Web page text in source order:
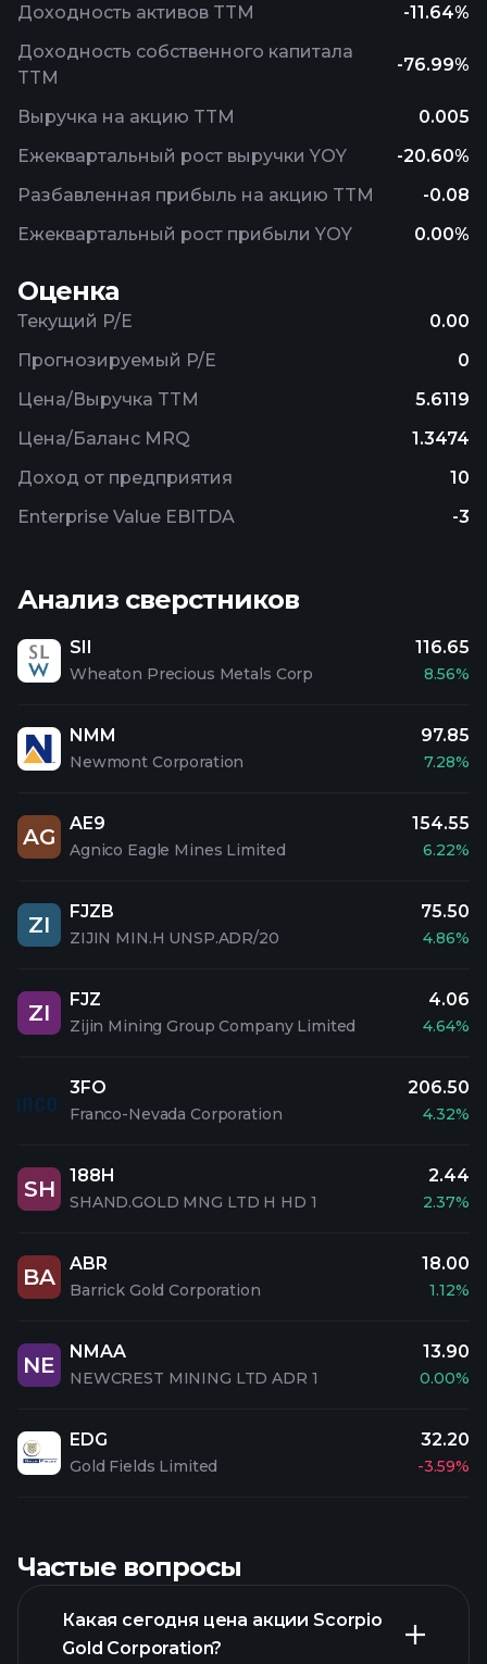
Доходность активов TTM
-11.64%
Доходность собственного капитала
TTM
-76.99%
Выручка на акцию TTM
0.005
Ежеквартальный рост выручки YOY
-20.60%
Разбавленная прибыль на акцию TTM
-0.08
Ежеквартальный рост прибыли YOY
0.00%
Оценка
Текущий P/E
0.00
Прогнозируемый P/E
0
Цена/Выручка TTM
5.6119
Цена/Баланс MRQ
1.3474
Доход от предприятия
10
Enterprise Value EBITDA
-3
Анализ сверстников
SII
Wheaton Precious Metals Corp
116.65
8.56%
NMM
Newmont Corporation
97.85
7.28%
AG
AE9
Agnico Eagle Mines Limited
154.55
6.22%
ZI
FJZB
ZIJIN MIN.H UNSP.ADR/20
75.50
4.86%
ZI
FJZ
Zijin Mining Group Company Limited
4.06
4.64%
3FO
Franco-Nevada Corporation
206.50
4.32%
SH
188H
SHAND.GOLD MNG LTD H HD 1
2.44
2.37%
BA
ABR
Barrick Gold Corporation
18.00
1.12%
NE
NMAA
NEWCREST MINING LTD ADR 1
13.90
0.00%
EDG
Gold Fields Limited
32.20
-3.59%
Частые вопросы
Какая сегодня цена акции Scorpio
Gold Corporation?